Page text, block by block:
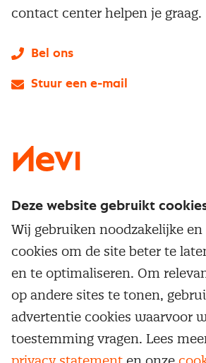
Service & contact
Over inkoop
Netwerk en communities
Aanmelden nieuwsbrief
Word lid van Nevi
Populaire thema's
Aanbesteden
Contractmanagement
Kostenmanagement
Onderhandelen
Opleidingen en trainingen
Trainingen
Opleidingen
contact center helpen je graag.
Bel ons
Stuur een e-mail
Deze website gebruikt
Wij gebruiken noodzakelijke
cookies om de site beter te
en te optimaliseren. Om
op andere sites te tonen,
advertentie cookies waarvoor
toestemming vragen. Lees